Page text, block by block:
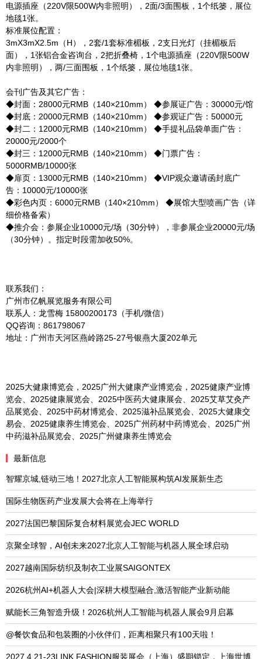
电源插座（220V限500W内非照明），2面/3面围板，1个纸篓，展位
地毯1张。
标准展位配置：
3mX3mX2.5m（H），2套/1套标准楣板，2支日光灯（挂楣板后
面），1张铝合金咨询台，2把折叠椅，1个电源插座（220V限500W
内非照明），两/三面围板，1个纸篓，展位地毯1张。
会刊广告及其它广告：
◆封面：28000元RMB（140×210mm） ◆参展证广告：30000元/馆
◆封底：20000元RMB（140×210mm） ◆参观证广告：50000元
◆封二：12000元RMB（140×210mm） ◆手提礼品袋单面广告：
20000元/2000个
◆封三：12000元RMB（140×210mm） ◆门票广告：
5000RMB/10000张
◆扉页：13000元RMB（140×210mm） ◆VIP观众邀请函封底广
告：10000元/10000张
◆彩色内页：6000元RMB（140×210mm） ◆展馆大型喷画广告（详
细价格备索）
◆推介会：参展企业10000元/场（30分钟），非参展企业20000元/场
（30分钟）。指定时段需加收50%。
联系我们：
广州市亿帆展览服务有限公司
联系人：龙雪梅 15800200173（手机/微信）
QQ咨询：861798067
地址：广州市天河区燕岭路25-27号银燕大厦202单元
2025大健康博览会，2025广州大健康产业博览会，2025健康产业博
览会、2025健康展览会、2025中医药大健康展会、2025艾草艾灸产
品展览会、2025中药材博览会、2025滋补品展览会、2025大健康交
易会、2025健康养生博览会、2025广州药材中药博览会、2025广州
中药滋补品展览会、2025广州健康养生博览会
最新信息
智耀京城,链动三地！2027北京人工智能展构筑AI发展新生态
国际生物医药产业发展大会将在上海举行
2027法国巴黎国际复合材料展览会JEC WORLD
京聚全球智，AI创未来2027北京人工智能与机器人展全球启动
2027越南国际纺织及制衣工业展SAIGONTEX
2026杭州AI+机器人大会|深耕大模型融合,激活智能产业新动能
赋能长三角智造升级！2026杭州人工智能与机器人展会9月启幕
@餐饮食品和包装圈的小伙伴们，距离相聚只有100天啦！
2027.4.21-23LINK FASHION服装展会（上海）盛期锁定，上海世博